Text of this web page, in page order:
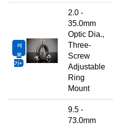
더
보
기
2.0 -
35.0mm
Optic Dia.,
Three-
Screw
Adjustable
Ring
Mount
9.5 -
73.0mm